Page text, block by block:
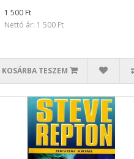
1 500 Ft
Nettó ár: 1 500 Ft
KOSÁRBA TESZEM